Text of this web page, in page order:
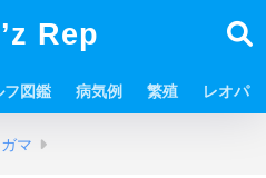
Rep
図鑑 病気例 繁殖 レオパ
マ